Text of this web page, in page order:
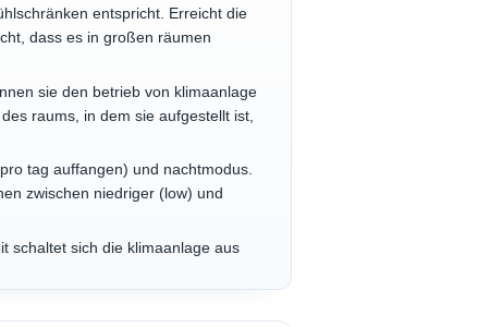
entspricht. Erreicht die
dass es in großen räumen
sie den betrieb von klimaanlage
raums, in dem sie aufgestellt ist,
tag auffangen) und nachtmodus.
zwischen niedriger (low) und
schaltet sich die klimaanlage aus